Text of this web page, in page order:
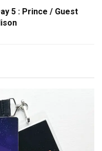
5 : Prince / Guest